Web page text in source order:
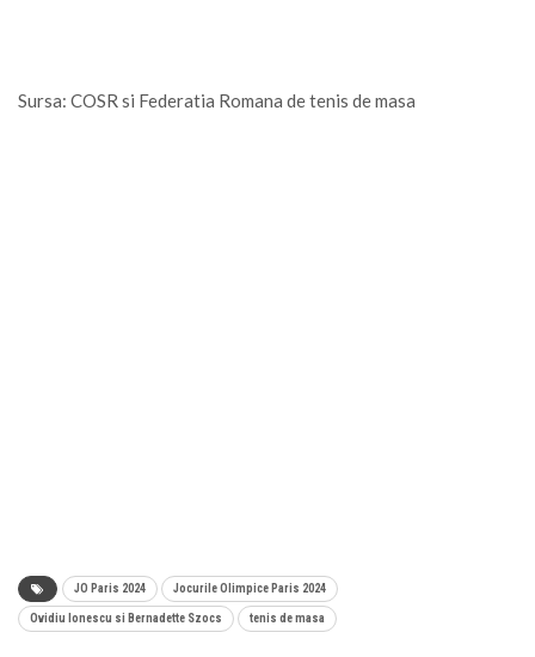
Sursa: COSR si Federatia Romana de tenis de masa
JO Paris 2024 Jocurile Olimpice Paris 2024
Ovidiu Ionescu si Bernadette Szocs tenis de masa